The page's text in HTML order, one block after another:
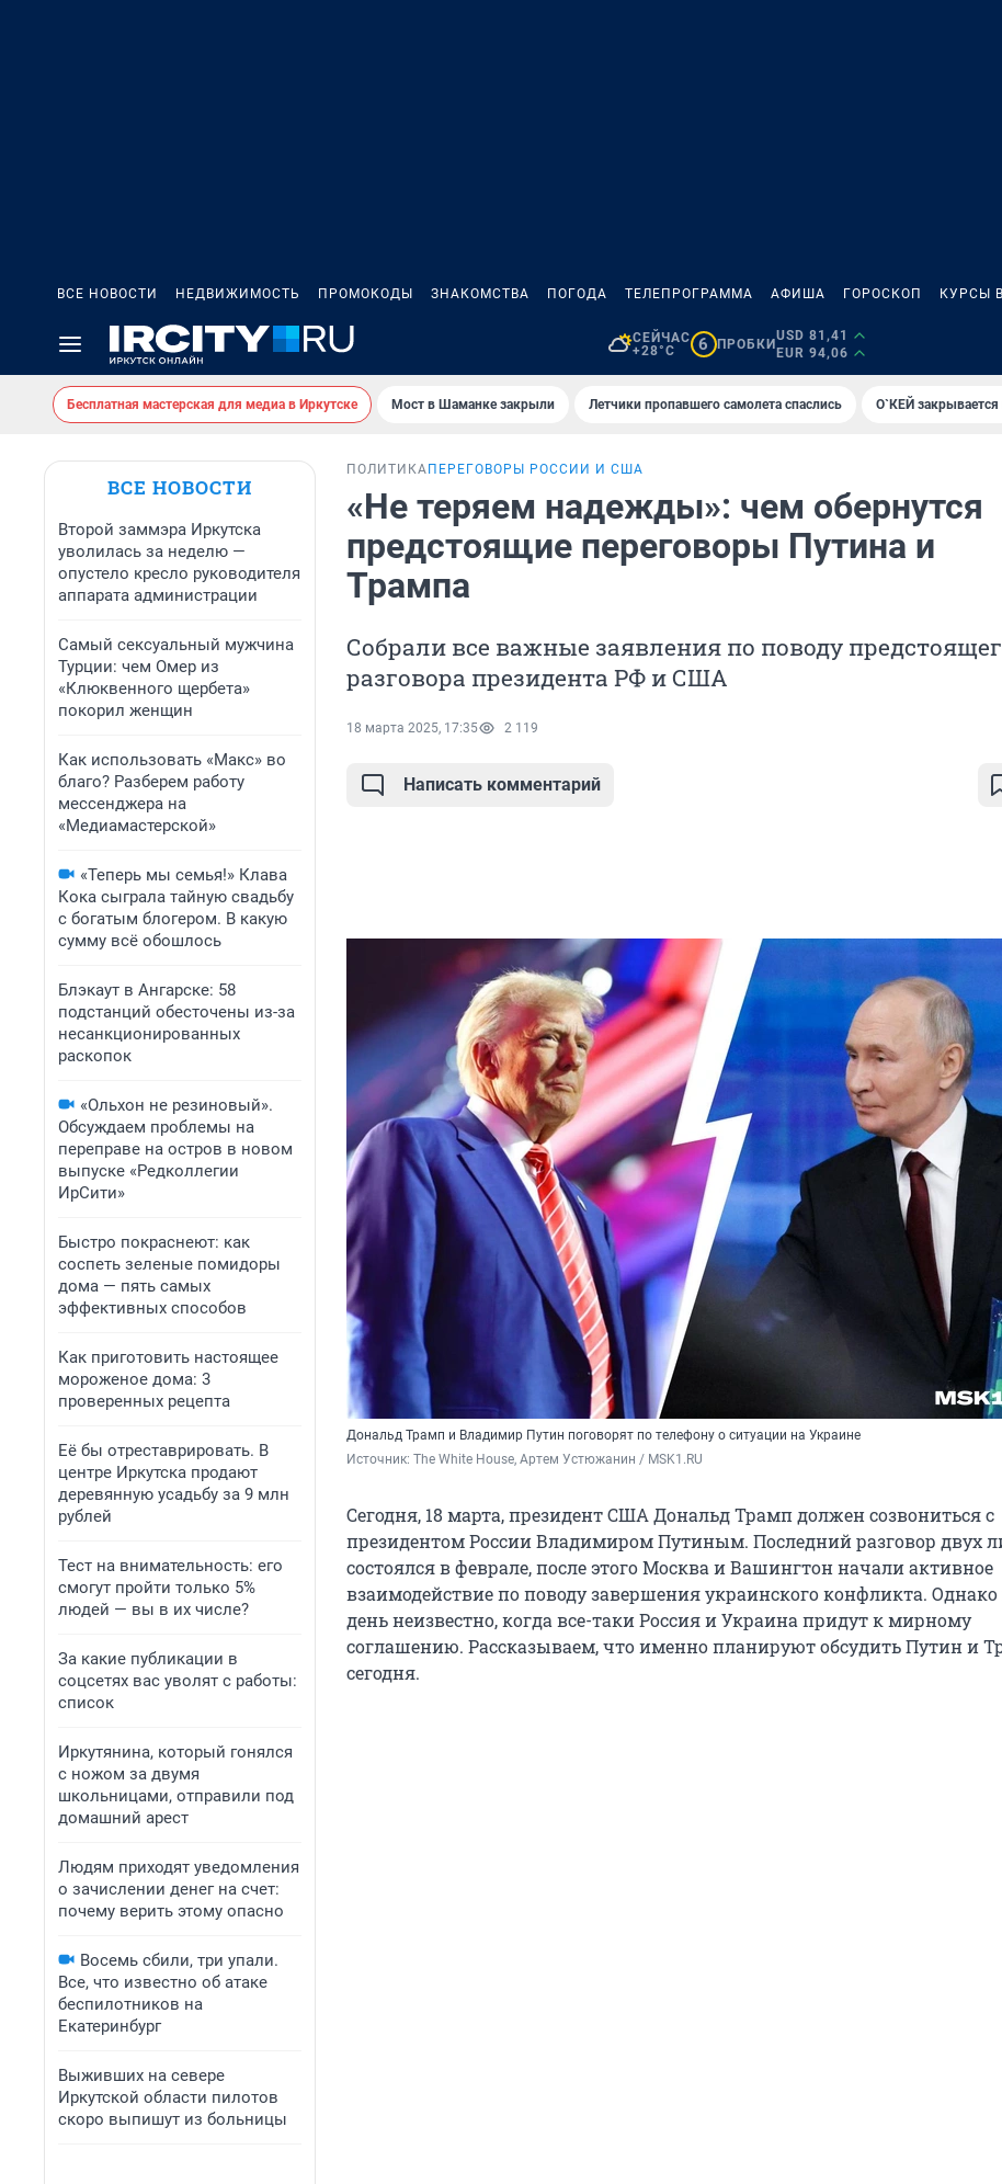
ВСЕ НОВОСТИ НЕДВИЖИМОСТЬ ПРОМОКОДЫ ЗНАКОМСТВА ПОГОДА ТЕЛЕПРОГРАММА АФИША ГОРОСКОП КУРСЫ
СЕЙЧАС
+28°C
6 ПРОБКИ
USD 81,41
EUR 94,06
Бесплатная мастерская для медиа в Иркутске Мост в Шаманке закрыли Летчики пропавшего самолета спаслись О`КЕЙ закрывается
ВСЕ НОВОСТИ
Второй заммэра Иркутска
уволилась за неделю —
опустело кресло руководителя
аппарата администрации
Самый сексуальный мужчина
Турции: чем Омер из
«Клюквенного щербета»
покорил женщин
Как использовать «Макс» во
благо? Разберем работу
мессенджера на
«Медиамастерской»
«Теперь мы семья!» Клава
Кока сыграла тайную свадьбу
с богатым блогером. В какую
сумму всё обошлось
Блэкаут в Ангарске: 58
подстанций обесточены из-за
несанкционированных
раскопок
«Ольхон не резиновый».
Обсуждаем проблемы на
переправе на остров в новом
выпуске «Редколлегии
ИрСити»
Быстро покраснеют: как
соспеть зеленые помидоры
дома — пять самых
эффективных способов
Как приготовить настоящее
мороженое дома: 3
проверенных рецепта
Её бы отреставрировать. В
центре Иркутска продают
деревянную усадьбу за 9 млн
рублей
Тест на внимательность: его
смогут пройти только 5%
людей — вы в их числе?
За какие публикации в
соцсетях вас уволят с работы:
список
Иркутянина, который гонялся
с ножом за двумя
школьницами, отправили под
домашний арест
Людям приходят уведомления
о зачислении денег на счет:
почему верить этому опасно
Восемь сбили, три упали.
Все, что известно об атаке
беспилотников на
Екатеринбург
Выживших на севере
Иркутской области пилотов
скоро выпишут из больницы
ПОЛИТИКА ПЕРЕГОВОРЫ РОССИИ И США
«Не теряем надежды»: чем обернутся
предстоящие переговоры Путина и
Трампа
Собрали все важные заявления по поводу
разговора президента РФ и США
18 марта 2025, 17:35 2 119
Написать комментарий
Дональд Трамп и Владимир Путин поговорят по телефону о ситуации на Украине
Источник: The White House, Артем Устюжанин / MSK1.RU
Сегодня, 18 марта, президент США Дональд Трамп должен созвониться с
президентом России Владимиром Путиным. Последний разговор двух
состоялся в феврале, после этого Москва и Вашингтон начали активное
взаимодействие по поводу завершения украинского конфликта. Однако
день неизвестно, когда все-таки Россия и Украина придут к мирному
соглашению. Рассказываем, что именно планируют обсудить Путин и
сегодня.